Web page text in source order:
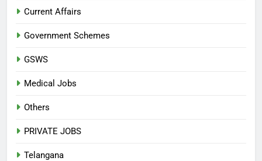
Current Affairs
Government Schemes
GSWS
Medical Jobs
Others
PRIVATE JOBS
Telangana